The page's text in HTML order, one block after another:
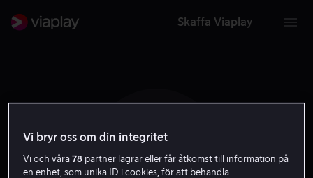
Skaffa Viaplay
L V
Vi bryr oss om din integritet
Vi och våra78 partner lagrar eller får åtkomst till information på
en enhet, som unika ID i cookies, för att behandla